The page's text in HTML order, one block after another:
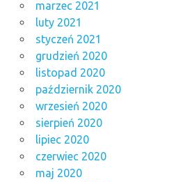
marzec 2021
luty 2021
styczeń 2021
grudzień 2020
listopad 2020
październik 2020
wrzesień 2020
sierpień 2020
lipiec 2020
czerwiec 2020
maj 2020